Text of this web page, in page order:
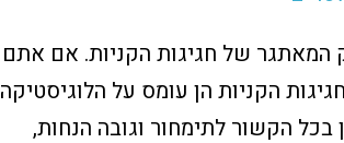
לא. זה לא נפל"ם. זה ריבעון 4 ואיתו החלק המאתגר של חגיגות הקניות. אם אתם
הקניות הן עומס על הלוגיסטיקה
בכל הקשור לתימחור וגובה הנחות,